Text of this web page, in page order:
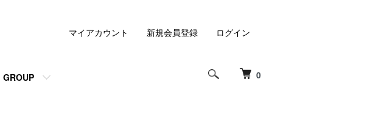
0
GROUP
マイアカウント 新規会員登録 ログイン